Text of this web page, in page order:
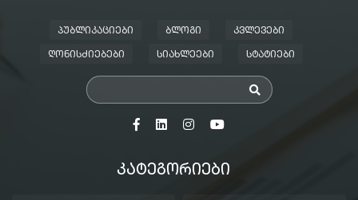
ᲞᲣᲑᲚᲘᲙᲐᲪᲘᲔᲑᲘ ᲑᲚᲝᲒᲘ ᲙᲕᲚᲔᲕᲔᲑᲘ
ᲦᲝᲜᲘᲡᲫᲘᲔᲑᲔᲑᲘ ᲡᲘᲐᲮᲚᲔᲔᲑᲘ ᲡᲢᲐᲢᲘᲔᲑᲘ
ᲙᲐᲢᲔᲒᲝᲠᲘᲔᲑᲘ